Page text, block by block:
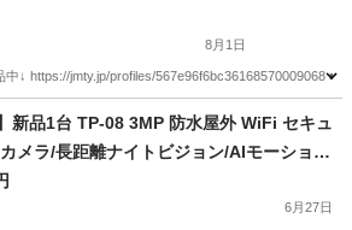
8月1日
中↓ https://jmty.jp/profiles/567e96f6bc36168570009068
ニトリ
新品1台 TP-08 3MP 防水屋外 WiFi セキュ
メラ/長距離ナイトビジョン/AIモーション
向オーディオ/カラーナイトビジョン
6月27日